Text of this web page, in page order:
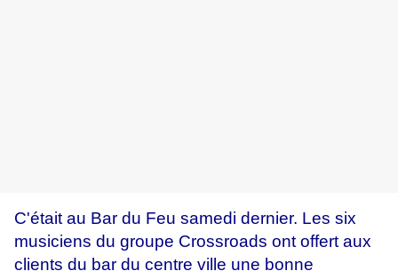
C'était au Bar du Feu samedi dernier. Les six
musiciens du groupe Crossroads ont offert aux
clients du bar du centre ville une bonne